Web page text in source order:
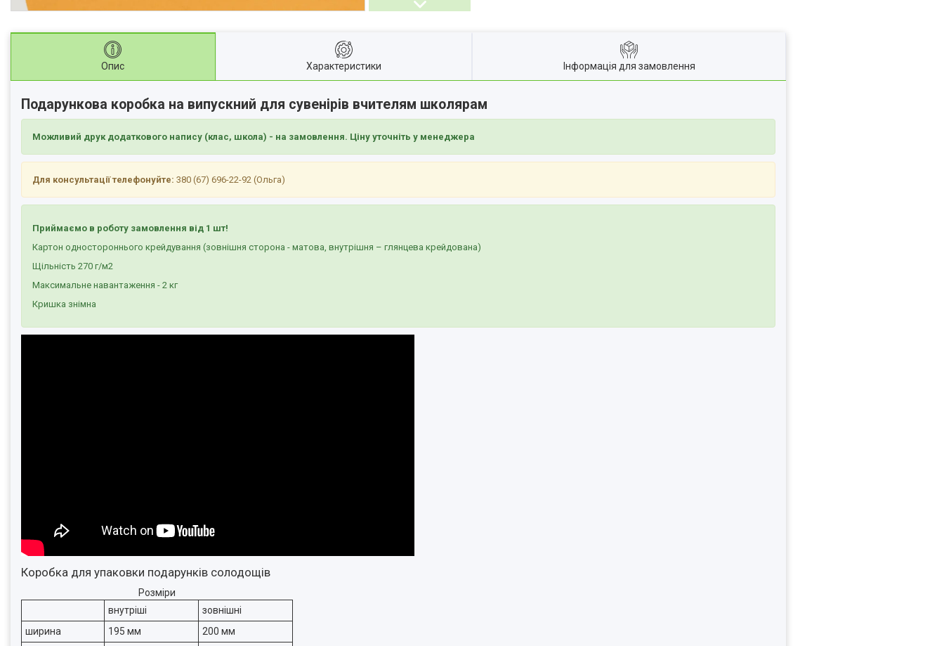
Опис Характеристики Інформація для замовлення
Подарункова коробка на випускний для сувенірів вчителям школярам
Можливий друк додаткового напису (клас, школа) - на замовлення. Ціну уточніть у менеджера
Для консультації телефонуйте: 380 (67) 696-22-92 (Ольга)
Приймаємо в роботу замовлення від 1 шт!
Картон одностороннього крейдування (зовнішня сторона - матова, внутрішня – глянцева крейдована)
Щільність 270 г/м2
Максимальне навантаження - 2 кг
Кришка знімна
Коробка для упаковки подарунків солодощів
Розміри
внутріші
зовнішні
ширина
195 мм
200 мм